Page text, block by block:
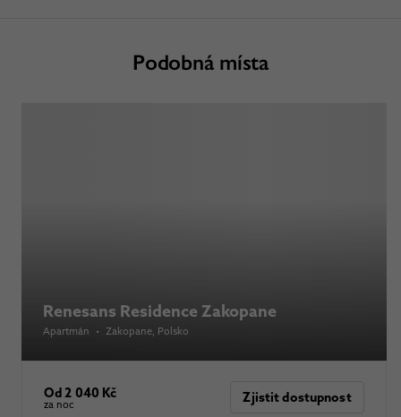
Podobná místa
Renesans Residence Zakopane
Apartmán • Zakopane , Polsko
Od 2 040 Kč
za noc Zjistit dostupnost